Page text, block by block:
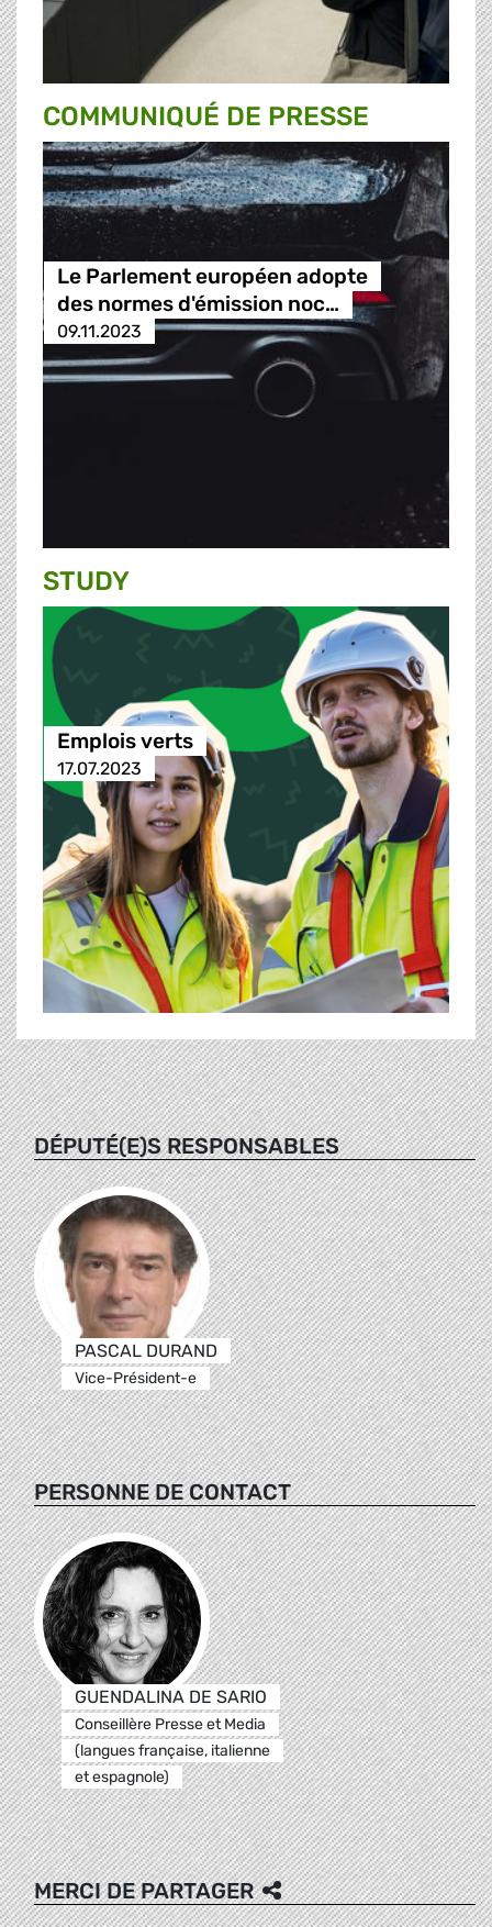
COMMUNIQUÉ DE PRESSE
Le Parlement européen adopte
des normes d'émission noc…
09.11.2023
STUDY
Emplois verts
17.07.2023
DÉPUTÉ(E)S RESPONSABLES
PASCAL DURAND
Vice-Président-e
PERSONNE DE CONTACT
GUENDALINA DE SARIO
Conseillère Presse et Media
(langues française, italienne
et espagnole)
MERCI DE PARTAGER